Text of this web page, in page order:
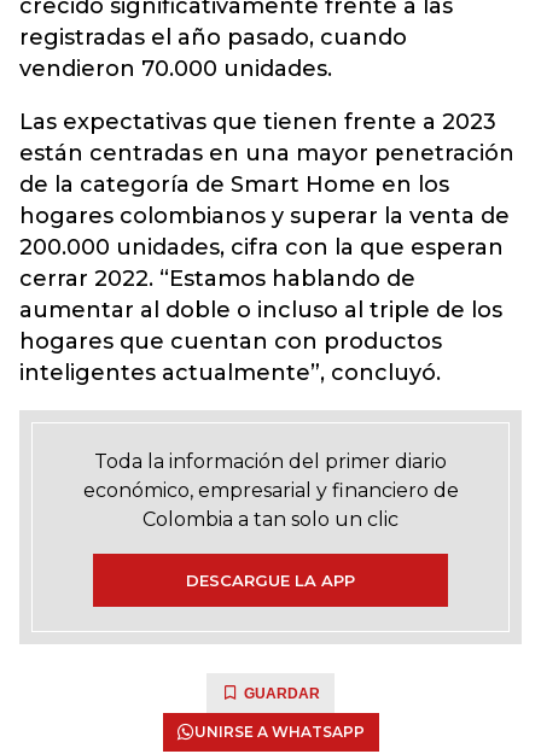
crecido significativamente frente a las
registradas el año pasado, cuando
vendieron 70.000 unidades.
Las expectativas que tienen frente a 2023
están centradas en una mayor penetración
de la categoría de Smart Home en los
hogares colombianos y superar la venta de
200.000 unidades, cifra con la que esperan
cerrar 2022. “Estamos hablando de
aumentar al doble o incluso al triple de los
hogares que cuentan con productos
inteligentes actualmente”, concluyó.
Toda la información del primer diario
económico, empresarial y financiero de
Colombia a tan solo un clic
DESCARGUE LA APP
GUARDAR
UNIRSE A WHATSAPP